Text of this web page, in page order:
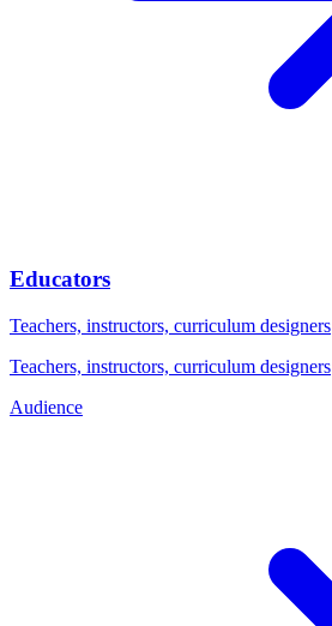
Educators
Teachers, instructors, curriculum designers
Teachers, instructors, curriculum designers
Audience